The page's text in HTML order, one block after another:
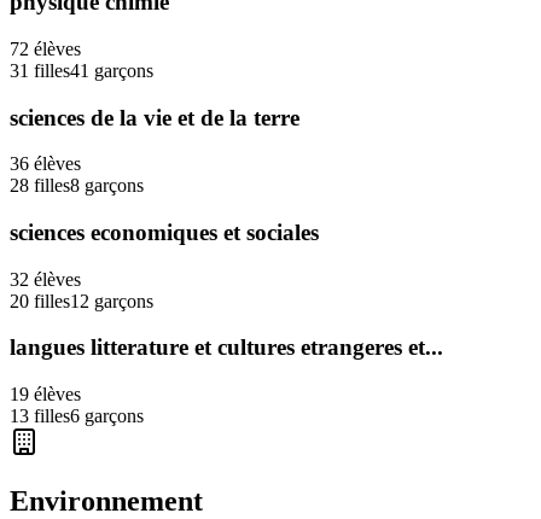
72 élèves
31 filles41 garçons
sciences de la vie et de la terre
36 élèves
28 filles8 garçons
sciences economiques et sociales
32 élèves
20 filles12 garçons
langues litterature et cultures etrangeres et...
19 élèves
13 filles6 garçons
Environnement